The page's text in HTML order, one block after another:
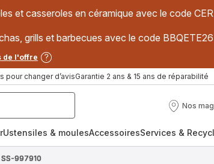
et casseroles en céramique avec le code
grills et barbecues avec le code BBQETE26
de l'offre
pour changer d’avisGarantie 2 ans & 15 ans de réparabilité
Nos
Nos
Ustensiles & moulesAccessoiresServices &
997910